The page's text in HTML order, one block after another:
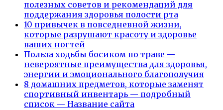
полезных советов и рекомендаций для
поддержания здоровья полости рта
10 привычек в повседневной жизни,
которые разрушают красоту и здоровье
ваших ногтей
Польза ходьбы босиком по траве —
невероятные преимущества для здоровья,
энергии и эмоционального благополучия
8 домашних предметов, которые заменят
спортивный инвентарь — подробный
список — Название сайта